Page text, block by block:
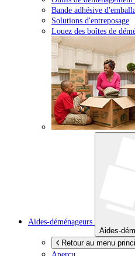
Bande adhésive
Solutions d'entreposage
Louez des boîtes de
Aides-déménageurs
Aides-
Retour au menu
Aperçu